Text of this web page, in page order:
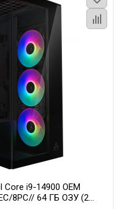
i9-14900 OEM
8PC// 64 ГБ ОЗУ (2